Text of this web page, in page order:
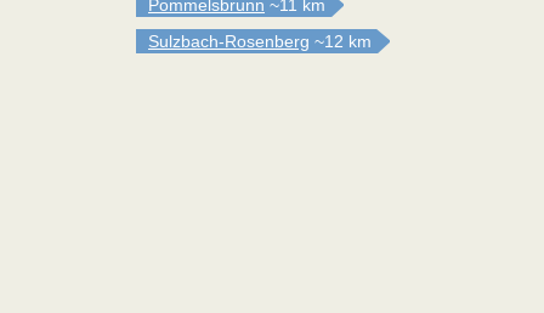
Pommelsbrunn ~11 km
Sulzbach-Rosenberg ~12 km